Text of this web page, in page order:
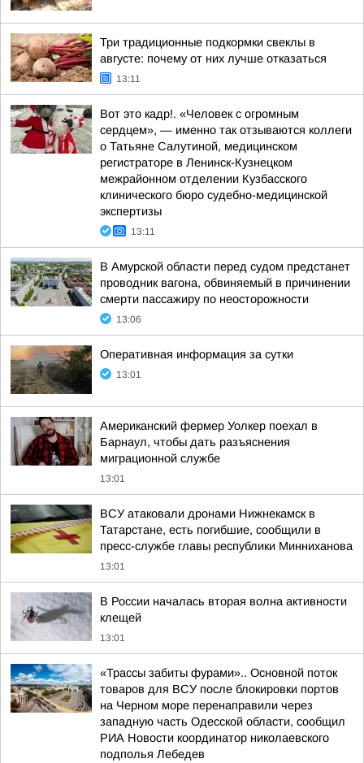
Три традиционные подкормки свеклы в
августе: почему от них лучше отказаться
13:11
Вот это кадр!. «Человек с огромным
сердцем», — именно так отзываются коллеги
о Татьяне Салутиной, медицинском
регистраторе в Ленинск-Кузнецком
межрайонном отделении Кузбасского
клинического бюро судебно-медицинской
экспертизы
13:11
В Амурской области перед судом предстанет
проводник вагона, обвиняемый в причинении
смерти пассажиру по неосторожности
13:06
Оперативная информация за сутки
13:01
Американский фермер Уолкер поехал в
Барнаул, чтобы дать разъяснения
миграционной службе
13:01
ВСУ атаковали дронами Нижнекамск в
Татарстане, есть погибшие, сообщили в
пресс-службе главы республики Минниханова
13:01
В России началась вторая волна активности
клещей
13:01
«Трассы забиты фурами».. Основной поток
товаров для ВСУ после блокировки портов
на Черном море перенаправили через
западную часть Одесской области, сообщил
РИА Новости координатор николаевского
подполья Лебедев